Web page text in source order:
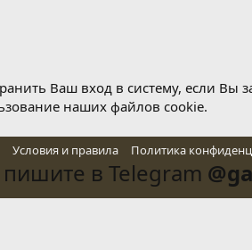
Условия и правила Политика
Ваш вход в систему, если Вы
наших файлов cookie.
в Telegram